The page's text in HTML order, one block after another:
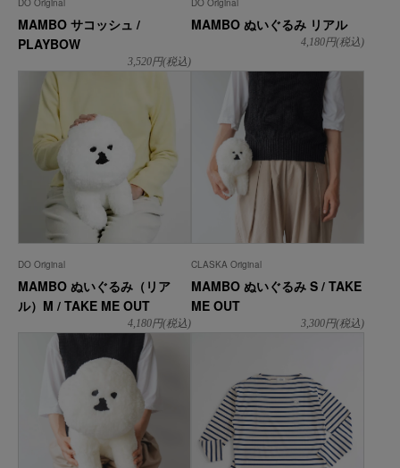
DO Original
MAMBO サコッシュ /
PLAYBOW
3,520円(税込)
DO Original
MAMBO ぬいぐるみ リアル
4,180円(税込)
DO Original
MAMBO ぬいぐるみ（リア
ル）M / TAKE ME OUT
4,180円(税込)
CLASKA Original
MAMBO ぬいぐるみ S / TAKE
ME OUT
3,300円(税込)